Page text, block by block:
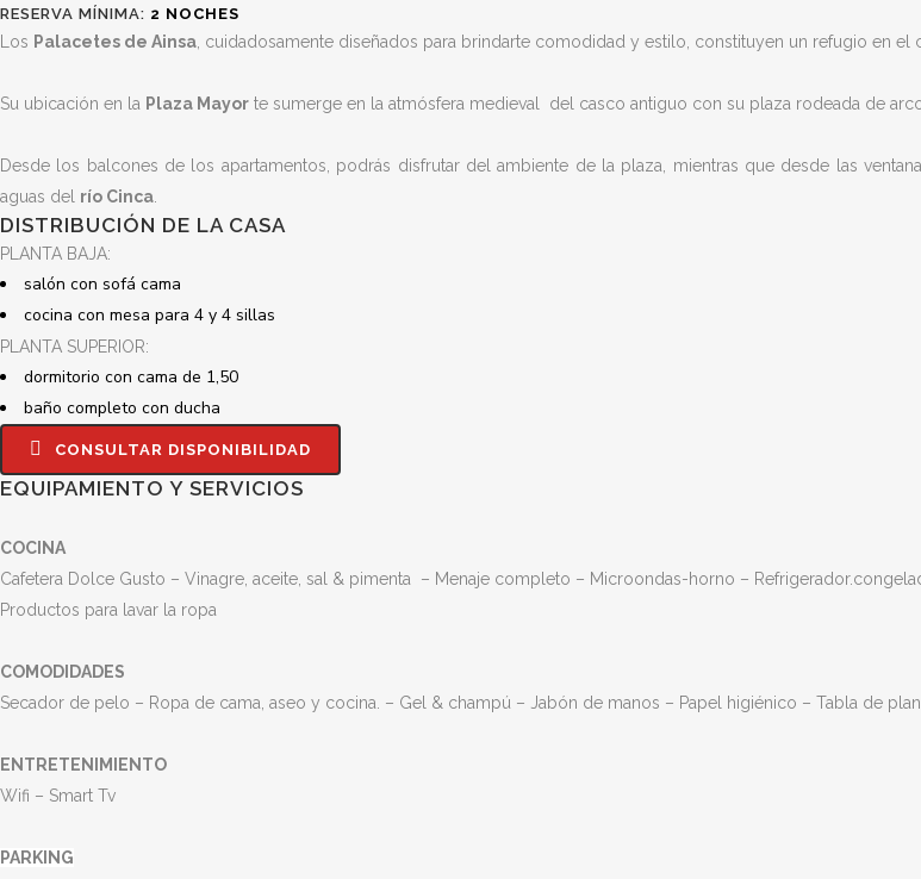
RESERVA MÍNIMA: 2 NOCHES
Los Palacetes de Ainsa , cuidadosamente diseñados para brindarte comodidad y estilo, constituyen un refugio en
Su ubicación en la Plaza Mayor te sumerge en la atmósfera medieval del casco antiguo con su plaza rodeada de
Desde los balcones de los apartamentos, podrás disfrutar del ambiente de la plaza, mientras que desde las
aguas del río Cinca
DISTRIBUCIÓN DE LA CASA
PLANTA BAJA:
salón con sofá cama
cocina con mesa para 4 y 4 sillas
PLANTA SUPERIOR:
dormitorio con cama de 1,50
baño completo con ducha
CONSULTAR DISPONIBILIDAD
EQUIPAMIENTO Y SERVICIOS
COCINA
Cafetera Dolce Gusto – Vinagre, aceite, sal & pimenta – Menaje completo – Microondas-horno –
Productos para lavar la ropa
COMODIDADES
Secador de pelo – Ropa de cama, aseo y cocina. – Gel & champú – Jabón de manos – Papel higiénico – Tabla de
ENTRETENIMIENTO
Wifi – Smart Tv
PARKING